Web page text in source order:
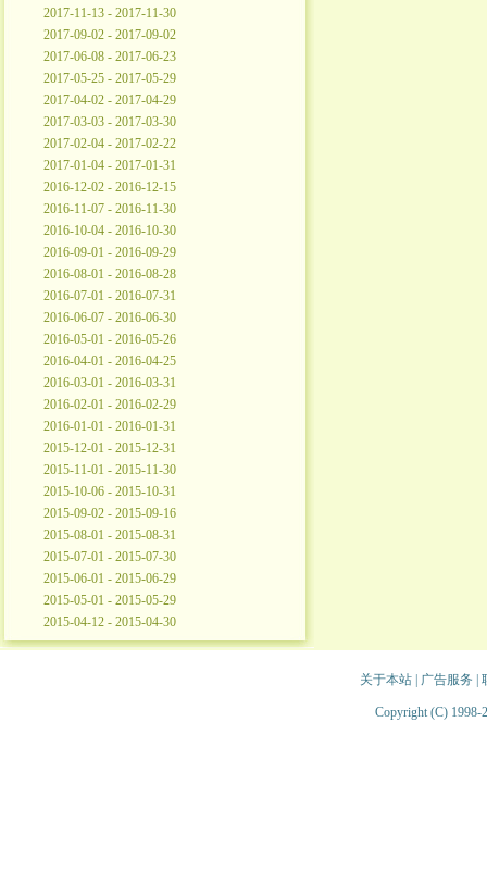
2017-11-13 - 2017-11-30
2017-09-02 - 2017-09-02
2017-06-08 - 2017-06-23
2017-05-25 - 2017-05-29
2017-04-02 - 2017-04-29
2017-03-03 - 2017-03-30
2017-02-04 - 2017-02-22
2017-01-04 - 2017-01-31
2016-12-02 - 2016-12-15
2016-11-07 - 2016-11-30
2016-10-04 - 2016-10-30
2016-09-01 - 2016-09-29
2016-08-01 - 2016-08-28
2016-07-01 - 2016-07-31
2016-06-07 - 2016-06-30
2016-05-01 - 2016-05-26
2016-04-01 - 2016-04-25
2016-03-01 - 2016-03-31
2016-02-01 - 2016-02-29
2016-01-01 - 2016-01-31
2015-12-01 - 2015-12-31
2015-11-01 - 2015-11-30
2015-10-06 - 2015-10-31
2015-09-02 - 2015-09-16
2015-08-01 - 2015-08-31
2015-07-01 - 2015-07-30
2015-06-01 - 2015-06-29
2015-05-01 - 2015-05-29
2015-04-12 - 2015-04-30
关于本站| 广告服务
Copyright (C) 1998-